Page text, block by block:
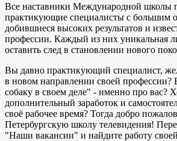
Все наставники Международной школы
практикующие специалисты с большим
добившиеся высоких результатов и
профессии. Каждый из них уникальная
оставить след в становлении нового
Вы давно практикующий специалист,
в новом направлении своей
собаку в своем деле" - именно про вас?
дополнительный заработок и
своё рабочее время? Тогда добро
Петербургскую школу телевидения!
"Наши вакансии" и найдите работу